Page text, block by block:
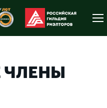
ЧЛЕНЫ